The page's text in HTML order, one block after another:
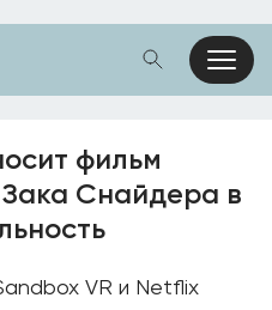
фильм
​​Снайдера в
VR и Netflix